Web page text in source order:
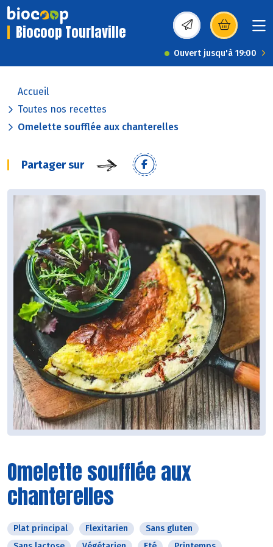
Biocoop Tourlaville (s’ouvre dans une
Ouvert jusqu'à 19:00
Accueil
Toutes nos recettes
Omelette soufflée aux chanterelles
Partager sur
Omelette soufflée aux
chanterelles
Plat principal Flexitarien
Sans gluten